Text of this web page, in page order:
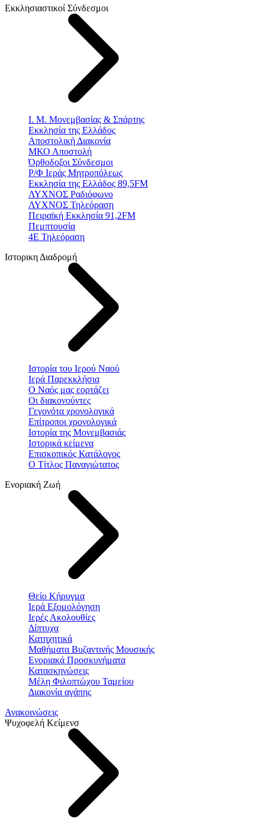
Εκκλησιαστικοί Σύνδεσμοι
Ι. Μ. Μονεμβασίας & Σπάρτης
Εκκλησία της Ελλάδος
Αποστολική Διακονία
ΜΚΟ Αποστολή
Όρθοδοξοι Σύνδεσμοι
Ρ/Φ Ιεράς Μητροπόλεως
Εκκλησία της Ελλάδος 89,5FM
ΛΥΧΝΟΣ Ραδιόφωνο
ΛΥΧΝΟΣ Τηλεόραση
Πειραϊκή Εκκλησία 91,2FM
Πεμπτουσία
4Ε Τηλεόραση
Ιστορικη Διαδρομή
Ιστορία του Ιερού Ναού
Ιερά Παρεκκλήσια
Ο Ναός μας εορτάζει
Οι διακονούντες
Γεγονότα χρονολογικά
Επίτροποι χρονολογικά
Ιστορία της Μονεμβασιάς
Ιστορικά κείμενα
Επισκοπικός Κατάλογος
Ο Τίτλος Παναγιώτατος
Ενοριακή Ζωή
Θείο Κήρυγμα
Ιερά Εξομολόγηση
Ιερές Ακολουθίες
Δίπτυχα
Κατηχητικά
Μαθήματα Βυζαντινής Μουσικής
Ενοριακά Προσκυνήματα
Κατασκηνώσεις
Μέλη Φιλοπτώχου Ταμείου
Διακονία αγάπης
Ανακοινώσεις
Ψυχοφελή Κείμενσ